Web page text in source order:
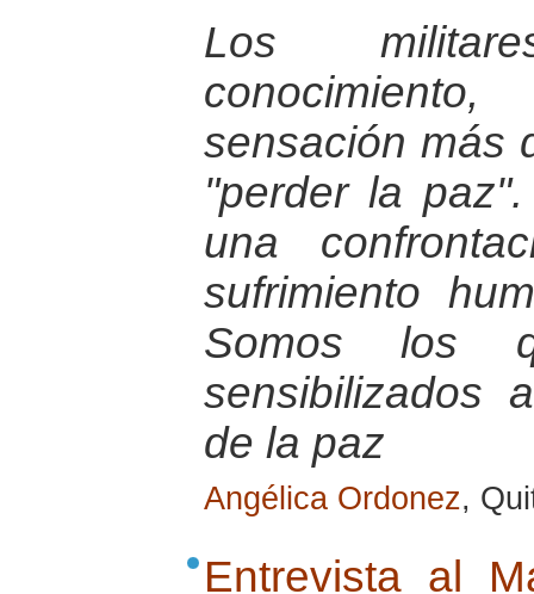
Los
sensación más
"perder la
una
sufrimiento
Somos los
sensibilizados
de la paz
Angélica Ordonez,
Entrevista al